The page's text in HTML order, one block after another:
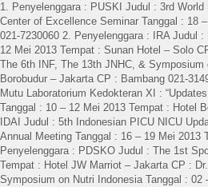
1. Penyelenggara : PUSKI Judul : 3rd
Center of Excellence Seminar Tanggal : 18
021-7230060 2. Penyelenggara : IRA Judul
12 Mei 2013 Tempat : Sunan Hotel – Solo
The 6th INF, The 13th JNHC, &
Borobudur – Jakarta CP : Bambang 021-
Mutu Laboratorium Kedokteran XI :
Tanggal : 10 – 12 Mei 2013 Tempat : Hotel
IDAI Judul : 5th Indonesian PICU NICU
Annual Meeting Tanggal : 16 – 19 Mei
Penyelenggara : PDSKO Judul : The 1st
Tempat : Hotel JW Marriot – Jakarta CP :
Symposium on Nutri Indonesia Tanggal :